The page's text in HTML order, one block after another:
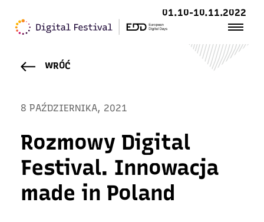
01.10-10.11.2022
WRÓĆ
8 PAŹDZIERNIKA, 2021
Rozmowy Digital
Festival. Innowacja
made in Poland